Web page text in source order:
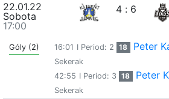
22.01.22
Sobota
17:00
4 : 6
Góly (2) 16:01 I Period: 2 18 Peter
Sekerak
42:55 I Period: 3 18 Peter
Sekerak